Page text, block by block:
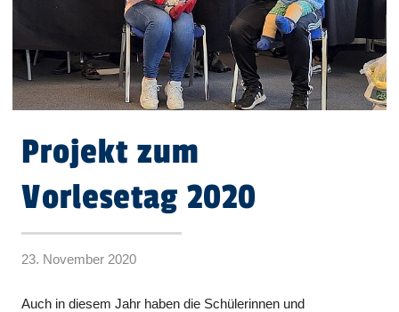
Projekt zum
Vorlesetag 2020
23. November 2020
Auch in diesem Jahr haben die Schülerinnen und